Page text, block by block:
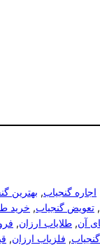
اجاره گنجیاب, بهترین
, تعویض گنجیاب, خرید
آن, طلایاب ارزان,
, فلزیاب ارزان,